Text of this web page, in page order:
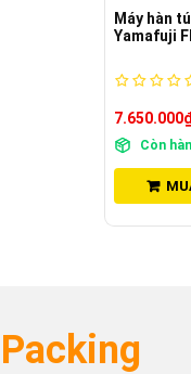
Máy hàn
Yamafuji
Còn